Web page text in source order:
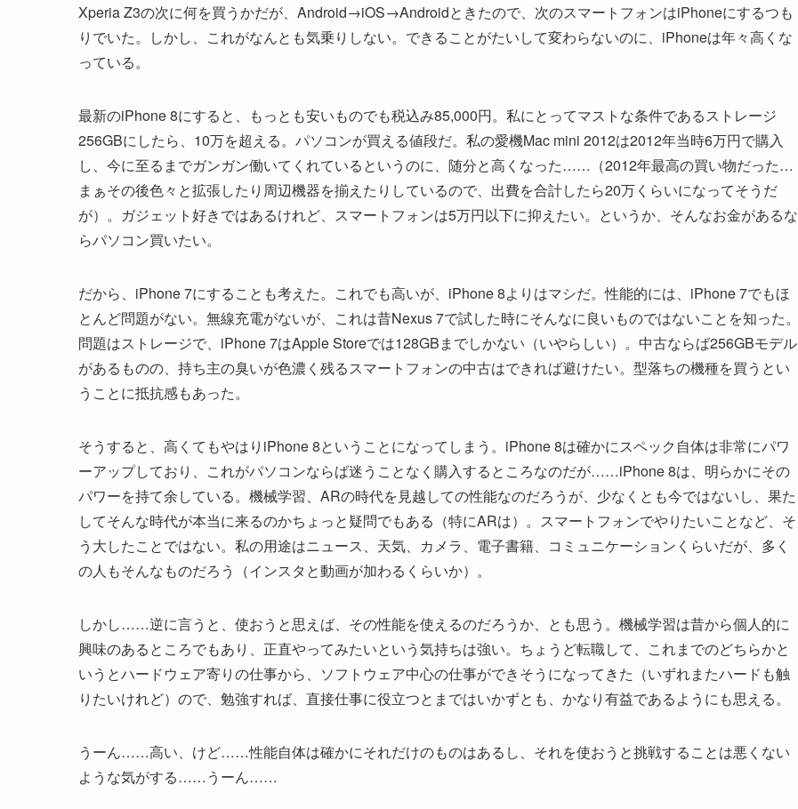
Xperia Z3の次に何を買うかだが、Android→iOS→Androidときたので、次のスマートフォンはiPhoneにするつも
りでいた。しかし、これがなんとも気乗りしない。できることがたいして変わらないのに、iPhoneは年々高くな
っている。
最新のiPhone 8にすると、もっとも安いものでも税込み85,000円。私にとってマストな条件であるストレージ
256GBにしたら、10万を超える。パソコンが買える値段だ。私の愛機Mac mini 2012は2012年当時6万円で購入
し、今に至るまでガンガン働いてくれているというのに、随分と高くなった……（2012年最高の買い物だった…
まぁその後色々と拡張したり周辺機器を揃えたりしているので、出費を合計したら20万くらいになってそうだ
が）。ガジェット好きではあるけれど、スマートフォンは5万円以下に抑えたい。というか、そんなお金があるな
らパソコン買いたい。
だから、iPhone 7にすることも考えた。これでも高いが、iPhone 8よりはマシだ。性能的には、iPhone 7でもほ
とんど問題がない。無線充電がないが、これは昔Nexus 7で試した時にそんなに良いものではないことを知った。
問題はストレージで、iPhone 7はApple Storeでは128GBまでしかない（いやらしい）。中古ならば256GBモデル
があるものの、持ち主の臭いが色濃く残るスマートフォンの中古はできれば避けたい。型落ちの機種を買うとい
うことに抵抗感もあった。
そうすると、高くてもやはりiPhone 8ということになってしまう。iPhone 8は確かにスペック自体は非常にパワ
ーアップしており、これがパソコンならば迷うことなく購入するところなのだが……iPhone 8は、明らかにその
パワーを持て余している。機械学習、ARの時代を見越しての性能なのだろうが、少なくとも今ではないし、果た
してそんな時代が本当に来るのかちょっと疑問でもある（特にARは）。スマートフォンでやりたいことなど、そ
う大したことではない。私の用途はニュース、天気、カメラ、電子書籍、コミュニケーションくらいだが、多く
の人もそんなものだろう（インスタと動画が加わるくらいか）。
しかし……逆に言うと、使おうと思えば、その性能を使えるのだろうか、とも思う。機械学習は昔から個人的に
興味のあるところでもあり、正直やってみたいという気持ちは強い。ちょうど転職して、これまでのどちらかと
いうとハードウェア寄りの仕事から、ソフトウェア中心の仕事ができそうになってきた（いずれまたハードも触
りたいけれど）ので、勉強すれば、直接仕事に役立つとまではいかずとも、かなり有益であるようにも思える。
うーん……高い、けど……性能自体は確かにそれだけのものはあるし、それを使おうと挑戦することは悪くない
ような気がする……うーん……